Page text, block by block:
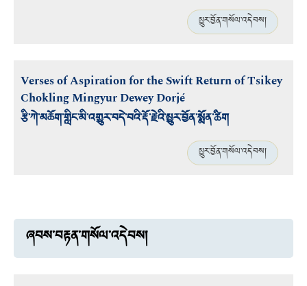
མྱུར་བྱོན་གསོལ་འདེབས།
Verses of Aspiration for the Swift Return of Tsikey
Chokling Mingyur Dewey Dorjé
རྩི་ཀེ་མཆོག་གླིང་མི་འགྱུར་བདེ་བའི་རྡོ་རྗེའི་མྱུར་བྱོན་སྨོན་ཚིག
མྱུར་བྱོན་གསོལ་འདེབས།
ཞབས་བརྟན་གསོལ་འདེབས།